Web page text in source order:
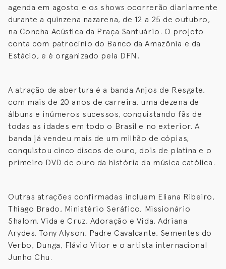
agenda em agosto e os shows ocorrerão diariamente
durante a quinzena nazarena, de 12 a 25 de outubro,
na Concha Acústica da Praça Santuário. O projeto
conta com patrocínio do Banco da Amazônia e da
Estácio, e é organizado pela DFN.
A atração de abertura é a banda Anjos de Resgate,
com mais de 20 anos de carreira, uma dezena de
álbuns e inúmeros sucessos, conquistando fãs de
todas as idades em todo o Brasil e no exterior. A
banda já vendeu mais de um milhão de cópias,
conquistou cinco discos de ouro, dois de platina e o
primeiro DVD de ouro da história da música católica.
Outras atrações confirmadas incluem Eliana Ribeiro,
Thiago Brado, Ministério Seráfico, Missionário
Shalom, Vida e Cruz, Adoração e Vida, Adriana
Arydes, Tony Alyson, Padre Cavalcante, Sementes do
Verbo, Dunga, Flávio Vitor e o artista internacional
Junho Chu.